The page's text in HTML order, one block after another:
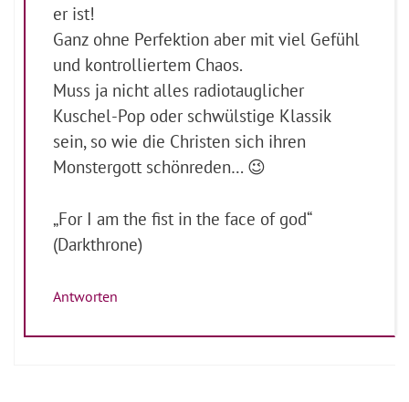
er ist!
Ganz ohne Perfektion aber mit viel Gefühl
und kontrolliertem Chaos.
Muss ja nicht alles radiotauglicher
Kuschel-Pop oder schwülstige Klassik
sein, so wie die Christen sich ihren
Monstergott schönreden… 😉
„For I am the fist in the face of god“
(Darkthrone)
Antworten